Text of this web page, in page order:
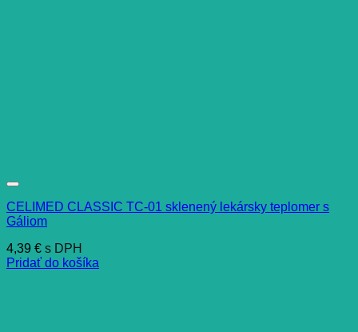
CELIMED CLASSIC TC-01 sklenený lekársky teplomer s
Gáliom
4,39 € s DPH
Pridať do košíka